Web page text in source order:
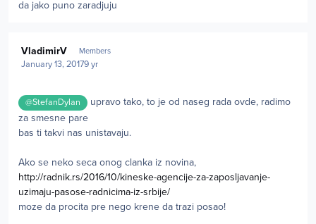
da jako puno zaradjuju
VladimirV Members
January 13, 20179 yr
@StefanDylan
upravo tako, to je od naseg rada ovde, radimo
za smesne pare
bas ti takvi nas unistavaju.
Ako se neko seca onog clanka iz novina,
http://radnik.rs/2016/10/kineske-agencije-za-zaposljavanje-
uzimaju-pasose-radnicima-iz-srbije/
moze da procita pre nego krene da trazi posao!